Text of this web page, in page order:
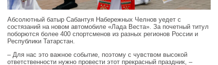
Абсолютный батыр Сабантуя Набережных Челнов уедет с
состязаний на новом автомобиле «Лада Веста». За почетный титул
поборются более 400 спортсменов из разных регионов России и
Республики Татарстан.
– Для нас это важное событие, поэтому с чувством высокой
ответственности нужно провести этот прекрасный праздник, –